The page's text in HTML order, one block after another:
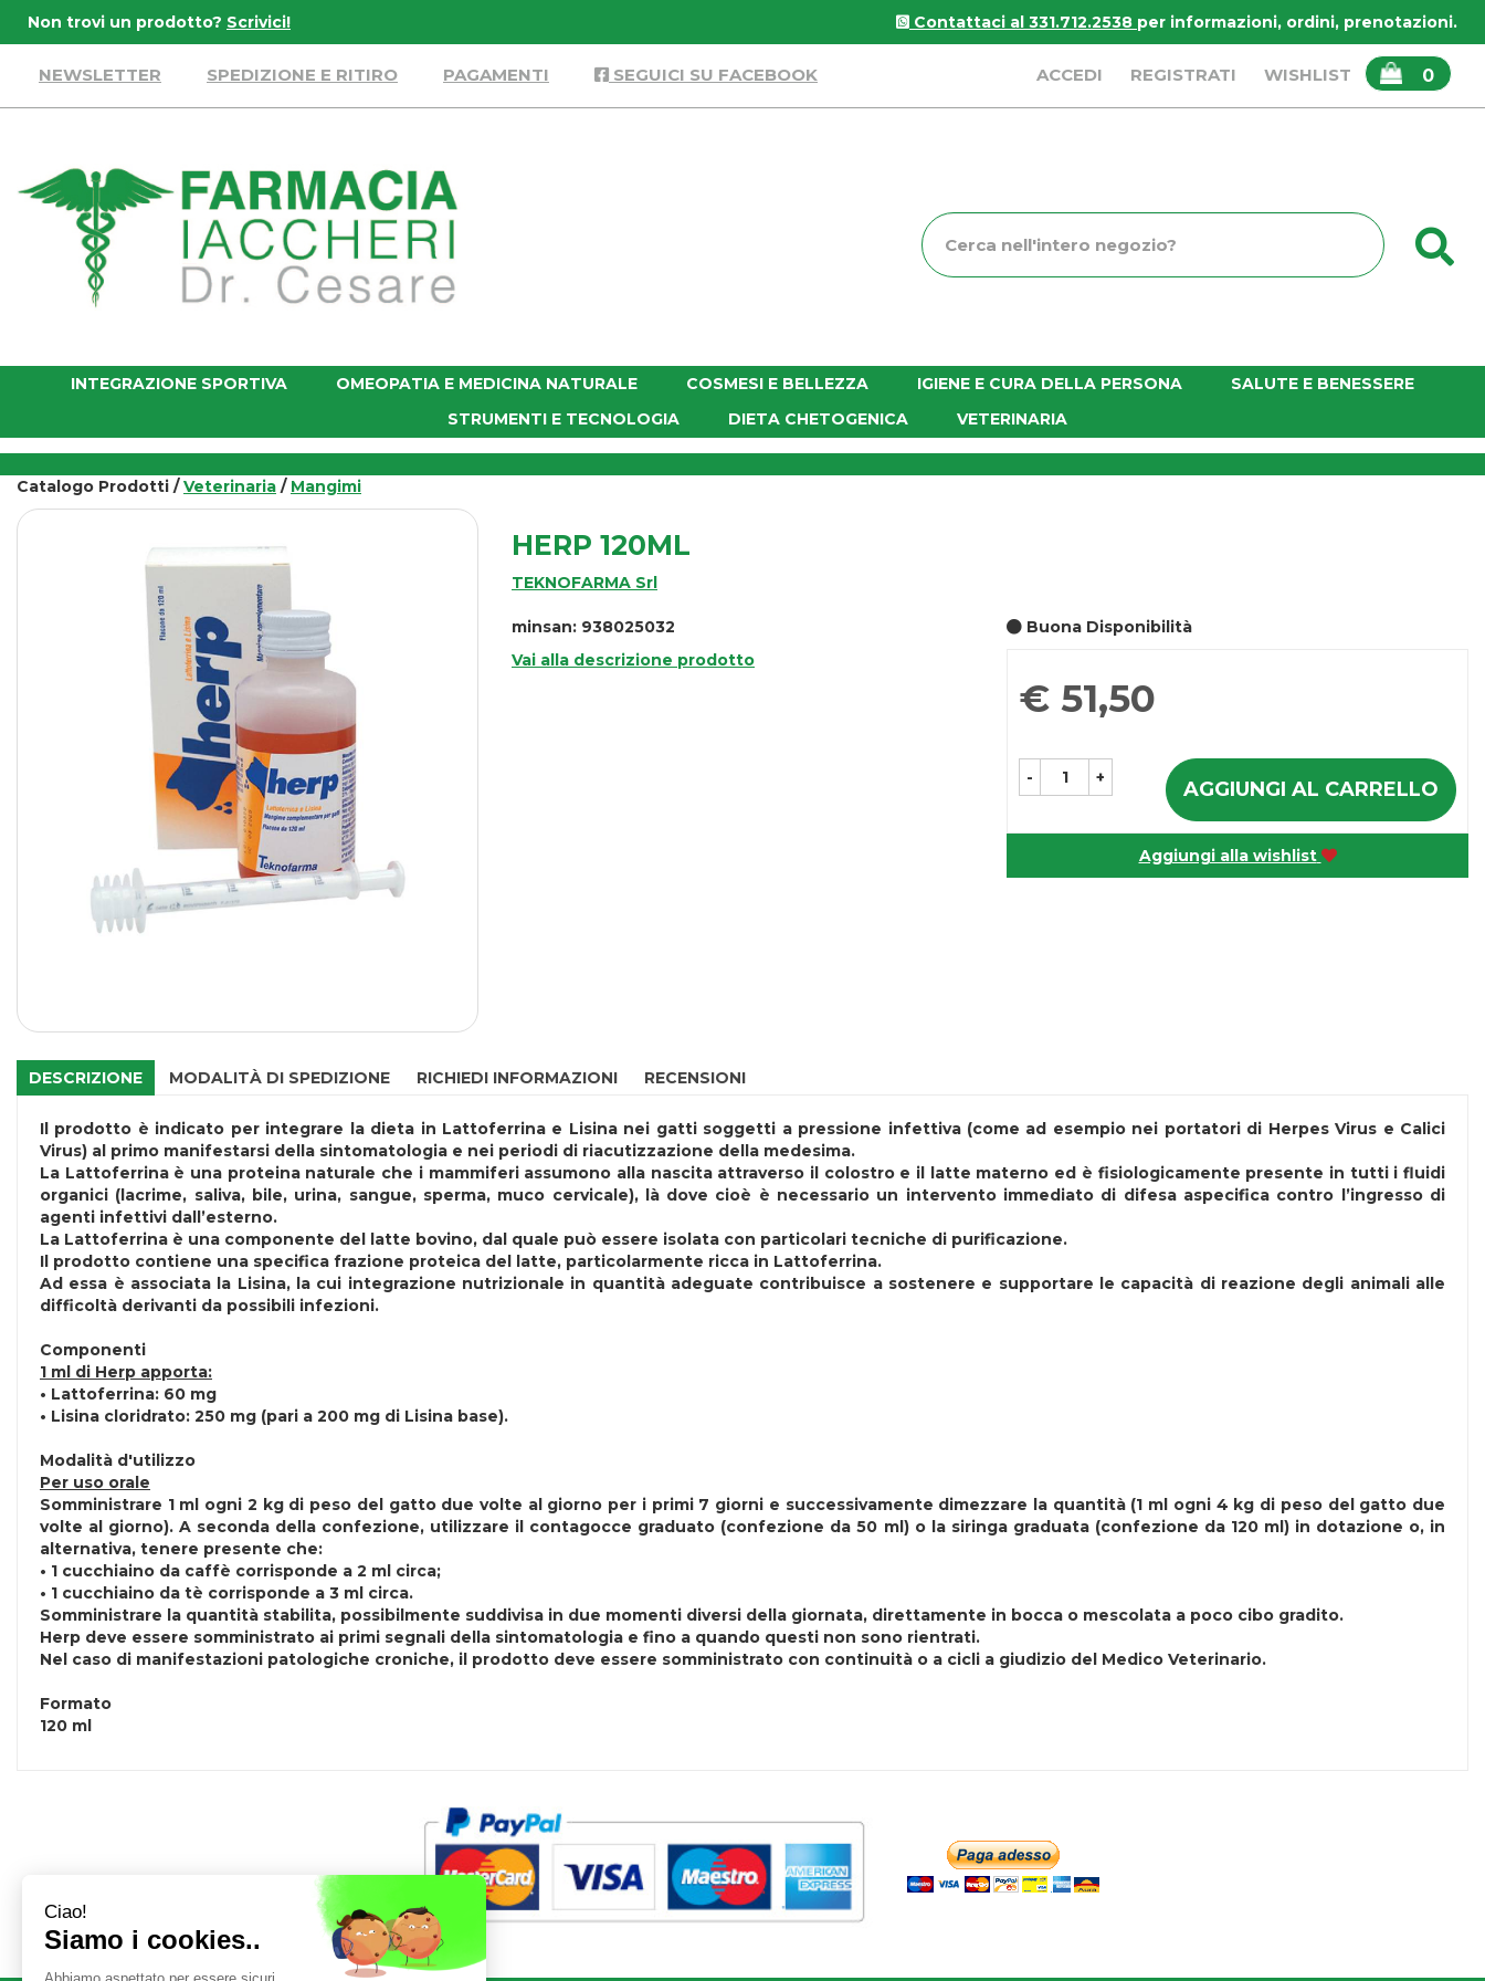
principale
Contattaci al 331.712.2538 per informazioni, ordini, prenotazioni.
Non trovi un prodotto? Scrivici!
NEWSLETTER SPEDIZIONE E RITIRO PAGAMENTI SEGUICI SU FACEBOOK ACCEDI REGISTRATI WISHLIST 0
ARTICOLI
INSERITI
Farmacia
Iaccheri
Cerca
Prodotto
INTEGRAZIONE SPORTIVA OMEOPATIA E MEDICINA NATURALE COSMESI E BELLEZZA IGIENE E CURA DELLA PERSONA
SALUTE E BENESSERE
STRUMENTI E TECNOLOGIA
DIETA CHETOGENICA VETERINARIA
Catalogo Prodotti /Veterinaria / Mangimi
HERP 120ML
TEKNOFARMA Srl
minsan: 938025032
Vai alla descrizione prodotto
Buona Disponibilità
Prezzo
€ 51,50
- + AGGIUNGI AL CARRELLO
Aggiungi alla wishlist
DESCRIZIONE MODALITÀ DI SPEDIZIONE RICHIEDI INFORMAZIONI RECENSIONI
Il prodotto è indicato per integrare la dieta in Lattoferrina e Lisina nei gatti soggetti a pressione infettiva (come ad esempio nei portatori di Herpes Virus e Calici
Virus) al primo manifestarsi della sintomatologia e nei periodi di riacutizzazione della medesima.
La Lattoferrina è una proteina naturale che i mammiferi assumono alla nascita attraverso il colostro e il latte materno ed è fisiologicamente presente in tutti i fluidi
organici (lacrime, saliva, bile, urina, sangue, sperma, muco cervicale), là dove cioè è necessario un intervento immediato di difesa aspecifica contro l’ingresso di
agenti infettivi dall’esterno.
La Lattoferrina è una componente del latte bovino, dal quale può essere isolata con particolari tecniche di purificazione.
Il prodotto contiene una specifica frazione proteica del latte, particolarmente ricca in Lattoferrina.
Ad essa è associata la Lisina, la cui integrazione nutrizionale in quantità adeguate contribuisce a sostenere e supportare le capacità di reazione degli animali alle
difficoltà derivanti da possibili infezioni.
Componenti
1 ml di Herp apporta:
• Lattoferrina: 60 mg
• Lisina cloridrato: 250 mg (pari a 200 mg di Lisina base).
Modalità d'utilizzo
Per uso orale
Somministrare 1 ml ogni 2 kg di peso del gatto due volte al giorno per i primi 7 giorni e successivamente dimezzare la quantità (1 ml ogni 4 kg di peso del gatto due
volte al giorno). A seconda della confezione, utilizzare il contagocce graduato (confezione da 50 ml) o la siringa graduata (confezione da 120 ml) in dotazione o, in
alternativa, tenere presente che:
• 1 cucchiaino da caffè corrisponde a 2 ml circa;
• 1 cucchiaino da tè corrisponde a 3 ml circa.
Somministrare la quantità stabilita, possibilmente suddivisa in due momenti diversi della giornata, direttamente in bocca o mescolata a poco cibo gradito.
Herp deve essere somministrato ai primi segnali della sintomatologia e fino a quando questi non sono rientrati.
Nel caso di manifestazioni patologiche croniche, il prodotto deve essere somministrato con continuità o a cicli a giudizio del Medico Veterinario.
Formato
120 ml